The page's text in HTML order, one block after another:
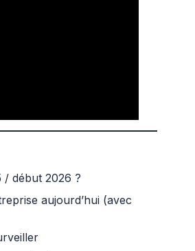
/ début 2026 ?
aujourd’hui (avec